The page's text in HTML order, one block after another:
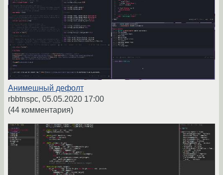
Анимешный дефолт
rbbtnspc, 05.05.2020 17:00
(44 комментария)